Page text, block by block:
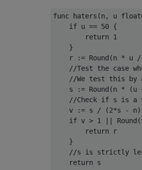
func haters(n, u
    if u == 50 {
        return 1
    }
r := Round(n * u
//Test the case
//We test this by
s := Round(n * (u
//Check if s is a
    v := s / (2*s - n)
if v > 1 ||
        return r
    }
//s is strictly
    return s